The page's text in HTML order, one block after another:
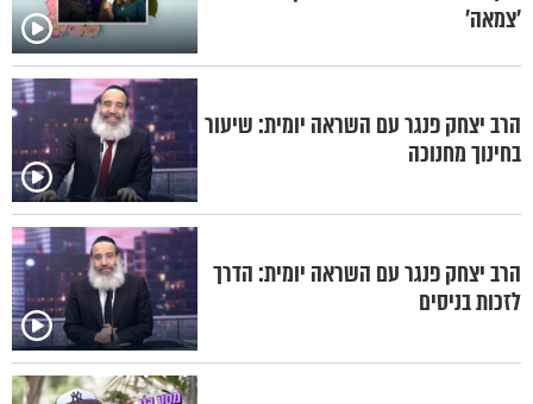
’צמאה’
הרב יצחק פנגר עם השראה יומית: שיעור
בחינוך מחנוכה
הרב יצחק פנגר עם השראה יומית: הדרך
לזכות בניסים